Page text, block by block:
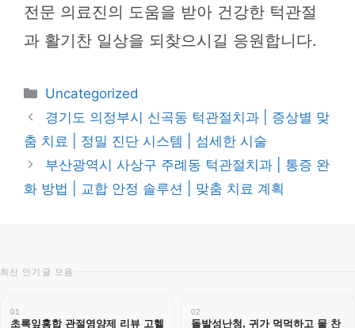
전문 의료진의 도움을 받아 건강한 턱관절
과 활기찬 일상을 되찾으시길 응원합니다.
카
테
고
리
Uncategorized
경기도 의정부시 신곡동 턱관절치과 | 증상별 맞
춤 치료 | 정밀 진단 시스템 | 섬세한 시술
부산광역시 사상구 주례동 턱관절치과 | 통증 완
화 방법 | 교합 안정 솔루션 | 맞춤 치료 계획
최신 인기글 모음
01
초록잎홍합 관절영양제 리뷰 고헬
02
돌발성난청, 귀가 먹먹하고 물 찬